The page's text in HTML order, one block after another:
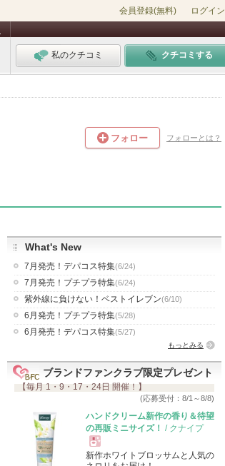
会員登録(無料) ログイン
私のクチコミ クチコミする
フォロー フォローとは？
What's New
7月発売！デパコス特集(6/24)
7月発売！プチプラ特集(6/24)
紫外線に負けない！ベストイレブン(6/10)
6月発売！プチプラ特集(5/28)
6月発売！デパコス特集(5/27)
もっとみる
ブランドファンクラブ限定プレゼント
【毎月 1・9・17・24日 開催！】
(応募受付：8/1～8/8)
ハンドクリーム新作の香り＆待望
の再販ミニサイズ！
/ クナイプ
現
新作ホワイトブロッサムと人気の